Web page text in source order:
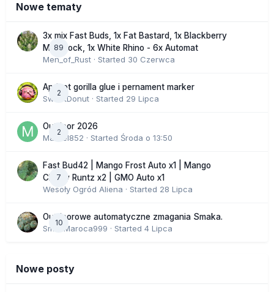
Nowe tematy
89
3x mix Fast Buds, 1x Fat Bastard, 1x Blackberry
Moonrock, 1x White Rhino - 6x Automat
Men_of_Rust · Started 30 Czerwca
2
Apricot gorilla glue i pernament marker
SweetDonut · Started 29 Lipca
2
Outdoor 2026
Marcel852 · Started Środa o 13:50
7
Fast Bud42 | Mango Frost Auto x1 | Mango
Cherry Runtz x2 | GMO Auto x1
Wesoły Ogród Aliena · Started 28 Lipca
10
Outdoorowe automatyczne zmagania Smaka.
SmakMaroca999 · Started 4 Lipca
Nowe posty